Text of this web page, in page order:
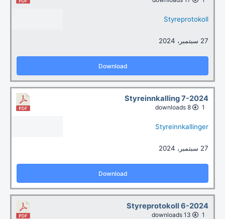
Styreprotokoll
27 سبتمبر، 2024
Download
Styreinnkalling 7-2024
1
8 downloads
Styreinnkallinger
27 سبتمبر، 2024
Download
Styreprotokoll 6-2024
1